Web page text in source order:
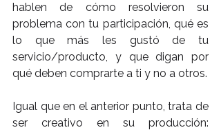
hablen de cómo resolvieron su
problema con tu participación, qué es
lo que más les gustó de tu
servicio/producto, y que digan por
qué deben comprarte a ti y no a otros.
Igual que en el anterior punto, trata de
ser creativo en su producción: